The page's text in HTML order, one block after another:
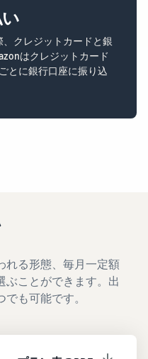
クレジットカードと銀
はクレジットカード
とに銀行口座に振り込
れる形態、毎月一定額
ぶことができます。出
も可能です。